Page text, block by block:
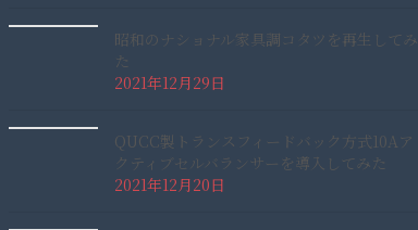
昭和のナショナル家具調コタツを再生してみ
た
2021年12月29日
QUCC製トランスフィードバック方式10Aア
クティブセルバランサーを導入してみた
2021年12月20日